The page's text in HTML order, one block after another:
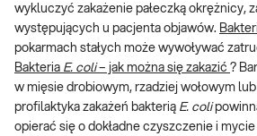
wykluczyć zakażenie pałeczką okrężnicy,
występujących u pacjenta objawów.
pokarmach stałych może wywoływać
Bakteria E. coli– jak można się zakazić ?
w mięsie drobiowym, rzadziej wołowym
profilaktyka zakażeń bakterią E. coli
opierać się o dokładne czyszczenie i